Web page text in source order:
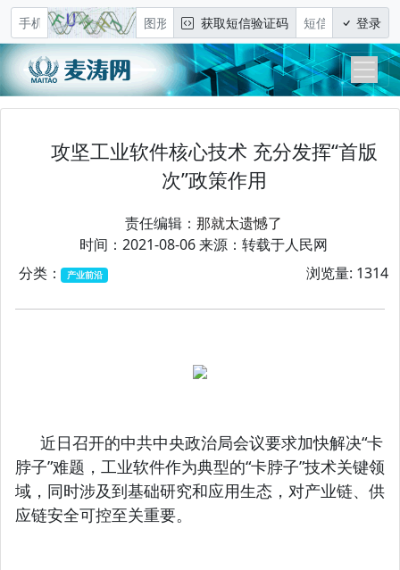
获取短信验证码 登录
攻坚工业软件核心技术 充分发挥“首版
次”政策作用
责任编辑： 那就太遗憾了
时间：2021-08-06 来源：转载于人民网
分类： 产业前沿 浏览量: 1314
近日召开的中共中央政治局会议要求加快解决“卡
脖子”难题，工业软件作为典型的“卡脖子”技术关键领
域，同时涉及到基础研究和应用生态，对产业链、供
应链安全可控至关重要。